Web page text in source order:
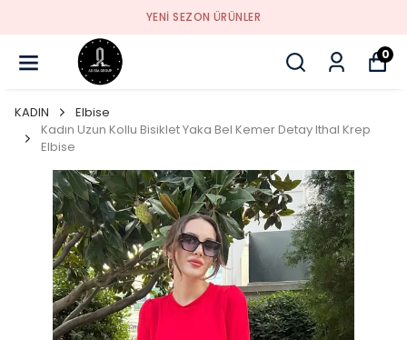
YENI SEZON ÜRÜNLER
0
KADIN
Elbise
Kadın Uzun Kollu Bisiklet Yaka Bel Kemer Detay Ithal Krep
Elbise